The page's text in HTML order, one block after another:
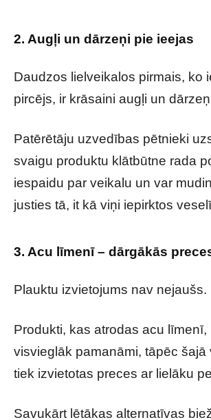
2. Augļi un dārzeņi pie ieejas
Daudzos lielveikalos pirmais, ko
pircējs, ir krāsaini augļi un
Patērētāju uzvedības pētnieki
svaigu produktu klātbūtne rada
iespaidu par veikalu un var
justies tā, it kā viņi iepirktos
3. Acu līmenī – dārgākās
Plauktu izvietojums nav nejaušs.
Produkti, kas atrodas acu līmenī,
visvieglāk pamanāmi, tāpēc šajā
tiek izvietotas preces ar lielāku
Savukārt lētākas alternatīvas